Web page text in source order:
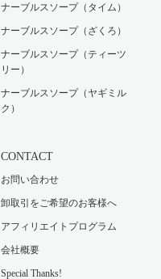
ナーブルスソープ（タイム）
ナーブルスソープ（ざくろ）
ナーブルスソープ（ティーツ
リー）
ナーブルスソープ（ヤギミル
ク）
CONTACT
お問い合わせ
卸取引をご希望のお客様へ
アフィリエイトプログラム
会社概要
Special Thanks!